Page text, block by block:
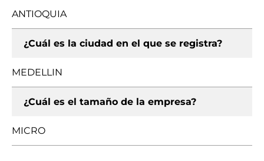
ANTIOQUIA
¿Cuál es la ciudad en el que se registra?
MEDELLIN
¿Cuál es el tamaño de la empresa?
MICRO